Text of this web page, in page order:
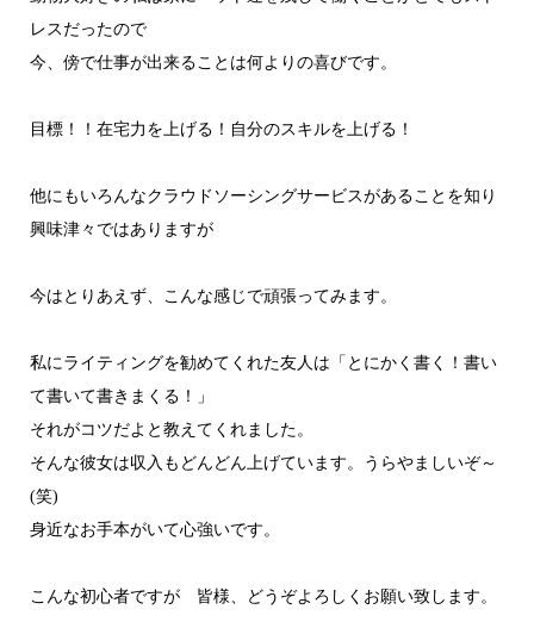
レスだったので
今、傍で仕事が出来ることは何よりの喜びです。
目標！！在宅力を上げる！自分のスキルを上げる！
他にもいろんなクラウドソーシングサービスがあることを知り
興味津々ではありますが
今はとりあえず、こんな感じで頑張ってみます。
私にライティングを勧めてくれた友人は「とにかく書く！書い
て書いて書きまくる！」
それがコツだよと教えてくれました。
そんな彼女は収入もどんどん上げています。うらやましいぞ～
(笑)
身近なお手本がいて心強いです。
こんな初心者ですが 皆様、どうぞよろしくお願い致します。